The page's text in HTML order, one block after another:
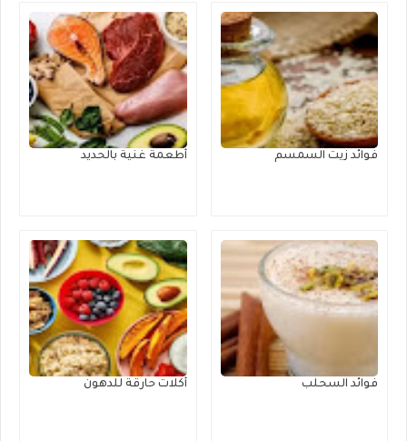
فوائد زيت السمسم أطعمة غنية بالحديد
فوائد السحلب أكلات حارقة للدهون